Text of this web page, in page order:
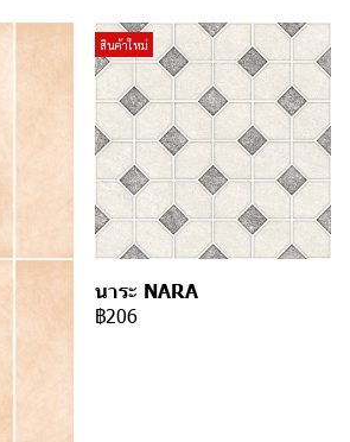
สินค้าใหม่
นาระ NARA
฿206